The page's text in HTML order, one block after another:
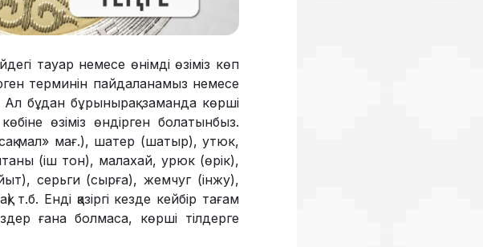
тауар немесе өнімді өзіміз көп
терминін пайдаланамыз немесе
Ал бұдан бұрынырақ заманда көрші
өзіміз өндірген болатынбыз.
мал» мағ.), шатер (шатыр), утюк,
(іш тон), малахай, урюк (өрік),
серьги (сырға), жемчуг (інжу),
Енді қазіргі кезде кейбір тағам
ғана болмаса, көрші тілдерге